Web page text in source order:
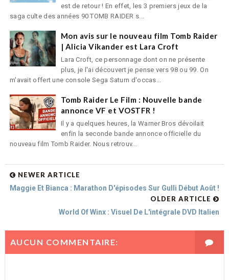
est de retour ! En effet, les 3 premiers jeux de la
saga culte des années 90 TOMB RAIDER s...
Mon avis sur le nouveau film Tomb Raider
| Alicia Vikander est Lara Croft
Lara Croft, ce personnage dont on ne présente
plus, je l'ai découvert je pense vers 98 ou 99. On
m'avait offert une console Sega Saturn d'occas...
Tomb Raider Le Film : Nouvelle bande
annonce VF et VOSTFR !
Il y a quelques heures, la Warner Bros dévoilait
enfin la seconde bande annonce officielle du
nouveau film Tomb Raider. Nous retrouv...
NEWER ARTICLE
Maggie Et Bianca : Marathon D'épisodes Sur Gulli Début Août !
OLDER ARTICLE
World Of Winx : Visuel De L'intégrale DVD Italien
AUCUN COMMENTAIRE: